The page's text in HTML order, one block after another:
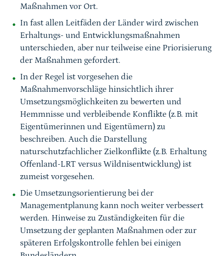
Maßnahmen vor Ort.
In fast allen Leitfäden der Länder wird zwischen
Erhaltungs- und Entwicklungsmaßnahmen
unterschieden, aber nur teilweise eine Priorisierung
der Maßnahmen gefordert.
In der Regel ist vorgesehen die
Maßnahmenvorschläge hinsichtlich ihrer
Umsetzungsmöglichkeiten zu bewerten und
Hemmnisse und verbleibende Konflikte (z.B. mit
Eigentümerinnen und Eigentümern) zu
beschreiben. Auch die Darstellung
naturschutzfachlicher Zielkonflikte (z.B. Erhaltung
Offenland-LRT versus Wildnisentwicklung) ist
zumeist vorgesehen.
Die Umsetzungsorientierung bei der
Managementplanung kann noch weiter verbessert
werden. Hinweise zu Zuständigkeiten für die
Umsetzung der geplanten Maßnahmen oder zur
späteren Erfolgskontrolle fehlen bei einigen